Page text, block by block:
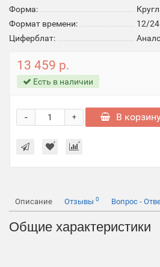
Форма:
Формат времени:
12/
Циферблат:
13 459 р.
Есть в наличии
+
- В
Описание Отзывы 0 Вопрос -
Общие характеристики